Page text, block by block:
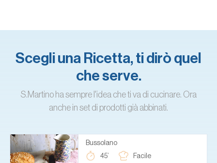
Scegli una Ricetta, ti dirò quel
che serve.
S.Martino ha sempre l'idea che ti va di cucinare. Ora
anche in set di prodotti già abbinati.
Bussolano
45’
Facile